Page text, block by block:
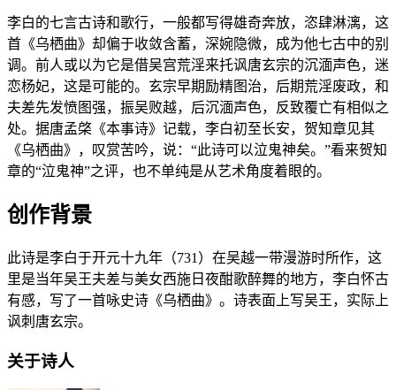
李白的七言古诗和歌行，一般都写得雄奇奔放，恣肆淋漓，这
首《乌栖曲》却偏于收敛含蓄，深婉隐微，成为他七古中的别
调。前人或以为它是借吴宫荒淫来托讽唐玄宗的沉湎声色，迷
恋杨妃，这是可能的。玄宗早期励精图治，后期荒淫废政，和
夫差先发愤图强，振吴败越，后沉湎声色，反致覆亡有相似之
处。据唐孟棨《本事诗》记载，李白初至长安，贺知章见其
《乌栖曲》，叹赏苦吟，说：“此诗可以泣鬼神矣。”看来贺知
章的“泣鬼神”之评，也不单纯是从艺术角度着眼的。
创作背景
此诗是李白于开元十九年（731）在吴越一带漫游时所作，这
里是当年吴王夫差与美女西施日夜酣歌醉舞的地方，李白怀古
有感，写了一首咏史诗《乌栖曲》。诗表面上写吴王，实际上
讽刺唐玄宗。
关于诗人